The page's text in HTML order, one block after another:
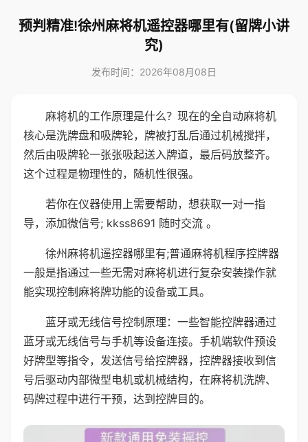
预判精准!徐州麻将机遥控器哪里有(留牌小讲
究)
发布时间：2026年08月08日
麻将机的工作原理是什么？现在的全自动麻将机
核心是洗牌盘和吸牌轮，牌被打乱后通过机械搅拌，
然后由吸牌轮一张张吸起送入牌道，最后码放整齐。
这个过程是物理性的，随机性很强。
若你在仪器使用上需要帮助，想获取一对一指
导，添加微信号; kkss8691 随时交流 。
徐州麻将机遥控器哪里有;普通麻将机程序控牌器
一般是指通过一些无需对麻将机进行复杂安装操作就
能实现控制麻将牌功能的设备或工具。
蓝牙或无线信号控制原理：一些智能控牌器通过
蓝牙或无线信号与手机等设备连接。手机端软件预设
好牌型等指令，发送信号给控牌器，控牌器接收到信
号后驱动内部微型电机或机械结构，在麻将机洗牌、
码牌过程中进行干预，达到控牌目的。